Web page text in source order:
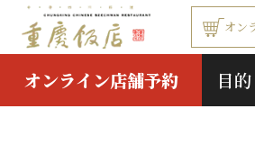
本文へ移動する オン
オンライン店舗予約 目